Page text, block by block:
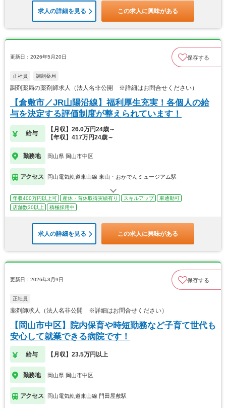
求人の詳細を見る この求人に興味がある
更新日：2026年5月20日 保存する
正社員 調剤薬局
調剤薬局の薬剤師求人（法人名非公開 ※詳細はお問合せください）
【倉敷市／JR山陽沿線】福利厚生充実！各個人の給
与を決定する評価制度が整えられています！
給与
【月収】26.0万円24歳～
【年収】417万円24歳～
勤務地 岡山県 岡山市中区
アクセス 岡山電気軌道東山線 東山・おかでんミュージアム駅
年収400万円以上可 産休・育休取得実績有り スキルアップ
車通勤可
店舗数30以上
積極採用中
求人の詳細を見る この求人に興味がある
更新日：2026年3月9日 保存する
正社員
薬剤師求人（法人名非公開 ※詳細はお問合せください）
【岡山市中区】院内保育や時短勤務など子育て世代も
安心して就業できる病院です！
給与 【月収】23.5万円以上
勤務地 岡山県 岡山市中区
アクセス 岡山電気軌道東山線 門田屋敷駅